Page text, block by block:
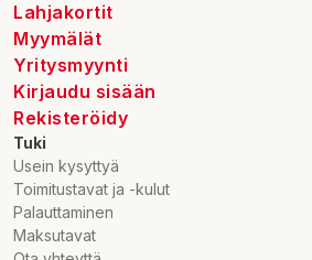
Lahjakortit
Myymälät
Yritysmyynti
Kirjaudu sisään
Rekisteröidy
Tuki
Usein kysyttyä
Toimitustavat ja -kulut
Palauttaminen
Maksutavat